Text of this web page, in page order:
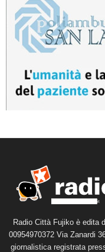
Radio Città Fujiko è edita
00954970372 Via Zanardi
giornalistica registrata